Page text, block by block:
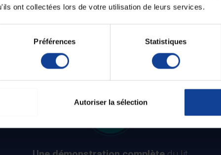
ont collectées lors de votre utilisation de leurs services.
Préférences Statistiques
Autoriser la sélection
Une prise en charge rapide